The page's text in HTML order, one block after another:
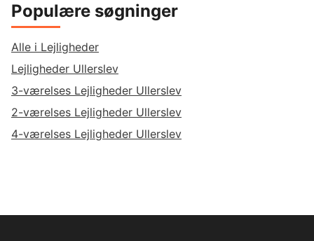
Populære søgninger
Alle i Lejligheder
Lejligheder Ullerslev
3-værelses Lejligheder Ullerslev
2-værelses Lejligheder Ullerslev
4-værelses Lejligheder Ullerslev